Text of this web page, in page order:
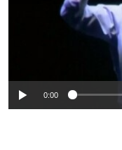
No media
0:00